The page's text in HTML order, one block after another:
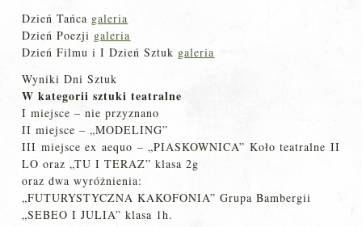
Dzień Tańca galeria
Dzień Poezji galeria
Dzień Filmu i I Dzień Sztuk galeria
Wyniki Dni Sztuk
W kategorii sztuki teatralne
I miejsce – nie przyznano
II miejsce – „MODELING”
III miejsce ex aequo – „PIASKOWNICA” Koło teatralne II
LO oraz „TU I TERAZ” klasa 2g
oraz dwa wyróżnienia:
„FUTURYSTYCZNA KAKOFONIA” Grupa Bambergii
„SEBEO I JULIA” klasa 1h.